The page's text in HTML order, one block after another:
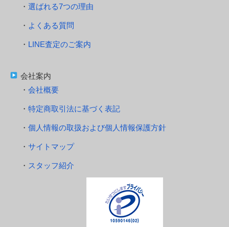
選ばれる7つの理由
よくある質問
LINE査定のご案内
会社案内
会社概要
特定商取引法に基づく表記
個人情報の取扱および個人情報保護方針
サイトマップ
スタッフ紹介